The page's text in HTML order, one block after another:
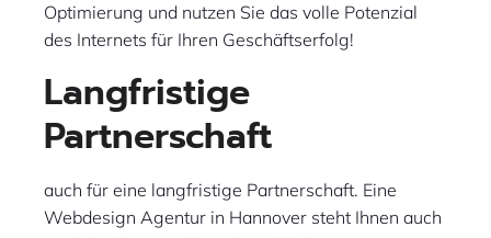
Optimierung und nutzen Sie das volle Potenzial
des Internets für Ihren Geschäftserfolg!
Langfristige
Partnerschaft
auch für eine langfristige Partnerschaft. Eine
Webdesign Agentur in Hannover steht Ihnen auch